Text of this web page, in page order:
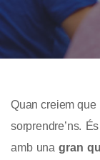
Quan creiem
sorprendre’ns.
amb unagran